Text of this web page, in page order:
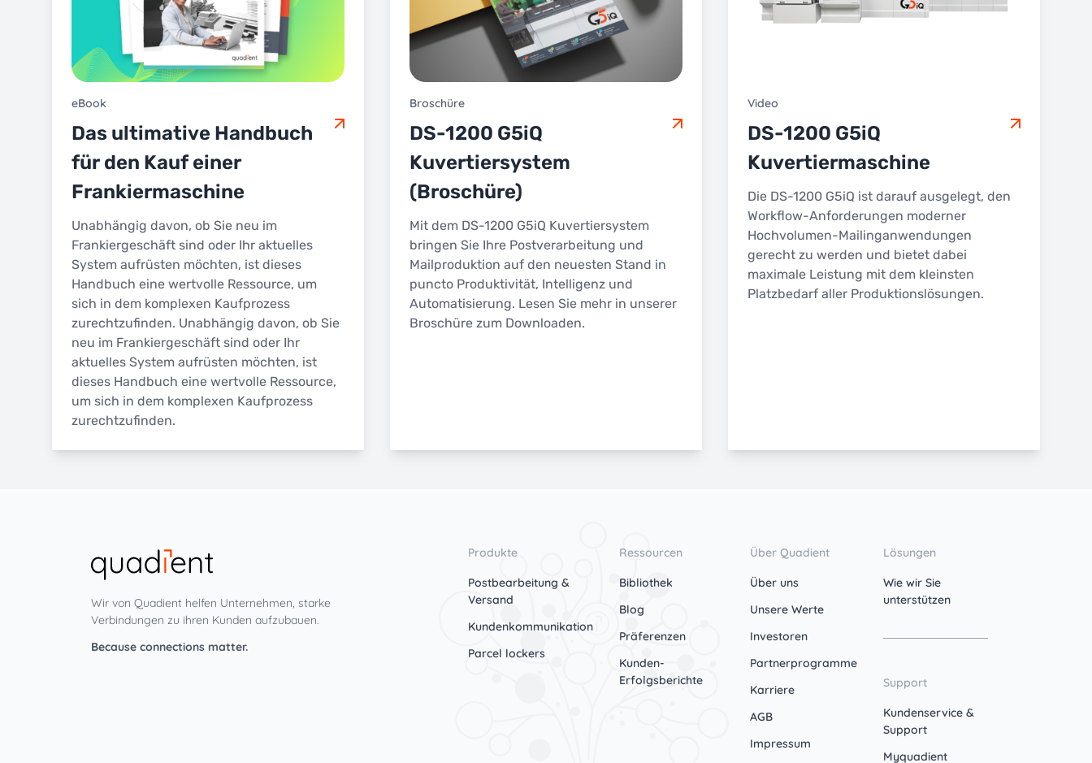
eBook
Das ultimative Handbuch
für den Kauf einer
Frankiermaschine
Unabhängig davon, ob Sie neu im
Frankiergeschäft sind oder Ihr aktuelles
System aufrüsten möchten, ist dieses
Handbuch eine wertvolle Ressource, um
sich in dem komplexen Kaufprozess
zurechtzufinden. Unabhängig davon, ob Sie
neu im Frankiergeschäft sind oder Ihr
aktuelles System aufrüsten möchten, ist
dieses Handbuch eine wertvolle Ressource,
um sich in dem komplexen Kaufprozess
zurechtzufinden.
Broschüre
DS-1200 G5iQ
Kuvertiersystem
(Broschüre)
Mit dem DS-1200 G5iQ Kuvertiersystem
bringen Sie Ihre Postverarbeitung und
Mailproduktion auf den neuesten Stand in
puncto Produktivität, Intelligenz und
Automatisierung. Lesen Sie mehr in unserer
Broschüre zum Downloaden.
Video
DS-1200 G5iQ
Kuvertiermaschine
Die DS-1200 G5iQ ist darauf ausgelegt, den
Workflow-Anforderungen moderner
Hochvolumen-Mailinganwendungen
gerecht zu werden und bietet dabei
maximale Leistung mit dem kleinsten
Platzbedarf aller Produktionslösungen.
Wir von Quadient helfen Unternehmen, starke
Verbindungen zu ihren Kunden aufzubauen.
Because connections matter.
Produkte
Postbearbeitung &
Versand
Kundenkommunikation
Parcel lockers
Ressourcen
Bibliothek
Blog
Präferenzen
Kunden-
Erfolgsberichte
Über Quadient
Über uns
Unsere Werte
Investoren
Partnerprogramme
Karriere
AGB
Impressum
Lösungen
Wie wir Sie
unterstützen
Support
Kundenservice &
Support
Myquadient